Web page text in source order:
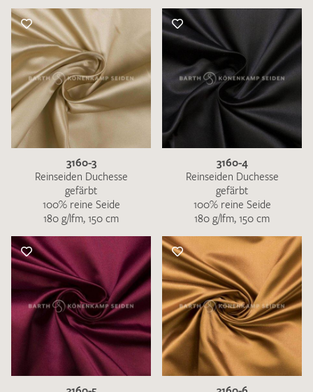
Ich bin damit einverstanden, dass meine angegebenen Daten
zur Beantwortung meiner Musteranfrage genutzt werden.
DieDatenschutzbestimmungenhabe ich zur Kenntnis
genommen und akzeptiere diese.
3160-3
Reinseiden Duchesse
gefärbt
100% reine Seide
180 g/lfm, 150 cm
3160-4
Reinseiden Duchesse
gefärbt
100% reine Seide
180 g/lfm, 150 cm